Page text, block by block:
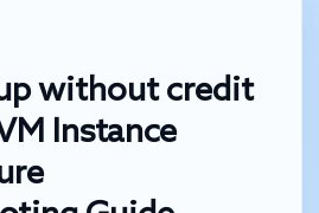
without credit
Instance